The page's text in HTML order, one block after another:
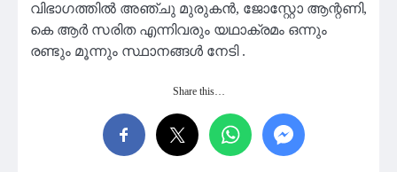
വിഭാഗത്തില്‍ അഞ്ചു മുരുകന്‍, ജോസ്റ്റോ ആന്റണി,
കെ ആർ സരിത എന്നിവരും യഥാക്രമം ഒന്നും
രണ്ടും മൂന്നും സ്ഥാനങ്ങള്‍ നേടി .
Share this…